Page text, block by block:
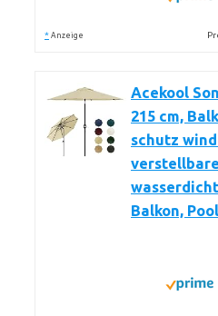
* Anzeige
Acekool
215 cm,
schutz
Balkon,